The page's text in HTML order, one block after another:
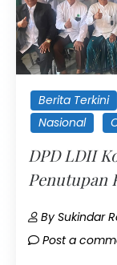
Berita Terkini
Nasional
DPD LDII
Penutupan
BySukindar
Post a